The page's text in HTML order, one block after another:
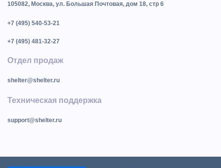
105082, Москва, ул. Большая Почтовая, дом 18, стр 6
+7 (495) 540-53-21
+7 (495) 481-32-27
Отдел продаж
shelter@shelter.ru
Техническая поддержка
support@shelter.ru